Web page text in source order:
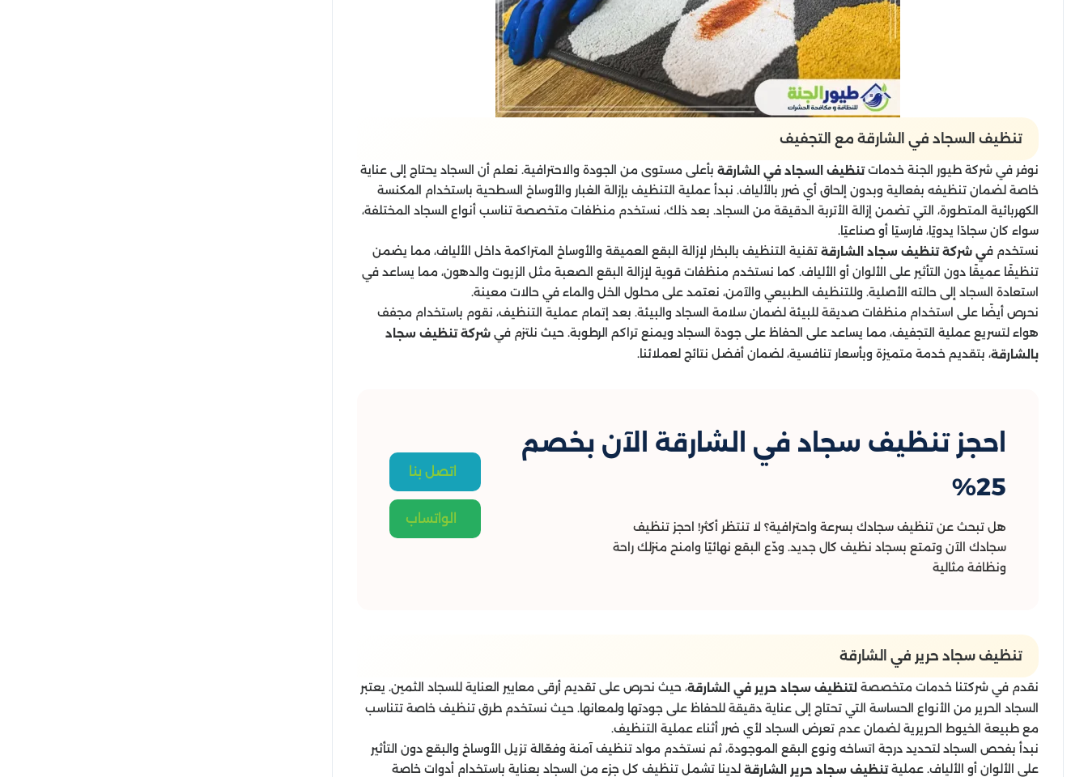
تنظيف السجاد في الشارقة مع التجفيف
نوفر في شركة طيور الجنة خدماتتنظيف السجاد في الشارقة بأعلى مستوى من الجودة والاحترافية. نعلم أن السجاد يحتاج إلى عناية
خاصة لضمان تنظيفه بفعالية وبدون إلحاق أي ضرر بالألياف. نبدأ عملية التنظيف بإزالة الغبار والأوساخ السطحية باستخدام المكنسة
الكهربائية المتطورة، التي تضمن إزالة الأتربة الدقيقة من السجاد. بعد ذلك، نستخدم منظفات متخصصة تناسب أنواع السجاد المختلفة،
سواء كان سجادًا يدويًا، فارسيًا أو صناعيًا.
نستخدم في شركة تنظيف سجاد الشارقة تقنية التنظيف بالبخار لإزالة البقع العميقة والأوساخ المتراكمة داخل الألياف، مما يضمن
تنظيفًا عميقًا دون التأثير على الألوان أو الألياف. كما نستخدم منظفات قوية لإزالة البقع الصعبة مثل الزيوت والدهون، مما يساعد في
استعادة السجاد إلى حالته الأصلية. وللتنظيف الطبيعي والآمن، نعتمد على محلول الخل والماء في حالات معينة.
نحرص أيضًا على استخدام منظفات صديقة للبيئة لضمان سلامة السجاد والبيئة. بعد إتمام عملية التنظيف، نقوم باستخدام مجفف
هواء لتسريع عملية التجفيف، مما يساعد على الحفاظ على جودة السجاد ويمنع تراكم الرطوبة. حيث نلتزم في شركة تنظيف سجاد
بالشارقة، بتقديم خدمة متميزة وبأسعار تنافسية، لضمان أفضل نتائج لعملائنا.
احجز تنظيف سجاد في الشارقة الآن بخصم
25%
هل تبحث عن تنظيف سجادك بسرعة واحترافية؟ لا تنتظر أكثر! احجز تنظيف
سجادك الآن وتمتع بسجاد نظيف كال جديد. ودّع البقع نهائيًا وامنح منزلك راحة
ونظافة مثالية
اتصل بنا
الواتساب
تنظيف سجاد حرير​ في الشارقة
نقدم في شركتنا خدمات متخصصة لتنظيف سجاد حرير في الشارقة، حيث نحرص على تقديم أرقى معايير العناية للسجاد الثمين. يعتبر
السجاد الحرير من الأنواع الحساسة التي تحتاج إلى عناية دقيقة للحفاظ على جودتها ولمعانها. حيث نستخدم طرق تنظيف خاصة تتناسب
مع طبيعة الخيوط الحريرية لضمان عدم تعرض السجاد لأي ضرر أثناء عملية التنظيف.
نبدأ بفحص السجاد لتحديد درجة اتساخه ونوع البقع الموجودة، ثم نستخدم مواد تنظيف آمنة وفعّالة تزيل الأوساخ والبقع دون التأثير
على الألوان أو الألياف. عمليةتنظيف سجاد حرير الشارقة لدينا تشمل تنظيف كل جزء من السجاد بعناية باستخدام أدوات خاصة